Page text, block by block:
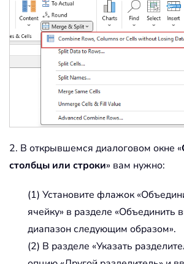
2. В открывшемся диалоговом окне «
столбцы или строки» вам нужно:
(1) Установите флажок
ячейку» в разделе «Объединить
диапазон следующим образом».
(2) В разделе «Указать